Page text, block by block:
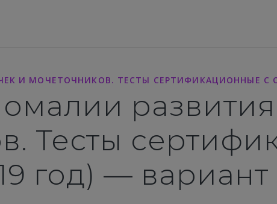
И МОЧЕТОЧНИКОВ. ТЕСТЫ СЕРТИФИКАЦИОННЫЕ С
Тесты
год) — вариант